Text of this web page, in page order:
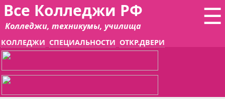
☰
Все Колледжи РФ
Колледжи, техникумы, училища
КОЛЛЕДЖИ СПЕЦИАЛЬНОСТИ ОТКР.ДВЕРИ